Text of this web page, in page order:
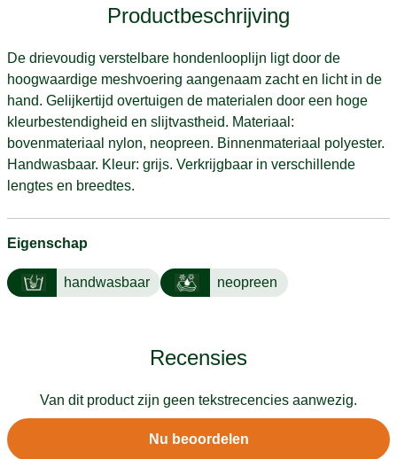
Productbeschrijving
De drievoudig verstelbare hondenlooplijn ligt door de
hoogwaardige meshvoering aangenaam zacht en licht in de
hand. Gelijkertijd overtuigen de materialen door een hoge
kleurbestendigheid en slijtvastheid. Materiaal:
bovenmateriaal nylon, neopreen. Binnenmateriaal polyester.
Handwasbaar. Kleur: grijs. Verkrijgbaar in verschillende
lengtes en breedtes.
Eigenschap
handwasbaar neopreen
Recensies
Van dit product zijn geen tekstrecencies aanwezig.
Nu beoordelen